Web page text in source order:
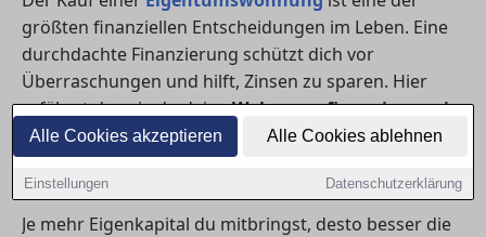
Alle Cookies akzeptieren Alle Cookies ablehnen
Einstellungen Datenschutzerklärung
größten finanziellen Entscheidungen im Leben. Eine
durchdachte Finanzierung schützt dich vor
Überraschungen und hilft, Zinsen zu sparen. Hier
erfährst du, wie du deineWohnungsfinanzierung in
Kölnoptimal planst – Schritt für Schritt.
1) Eigenkapital – solide Basis schaffen
Je mehr Eigenkapital du mitbringst, desto besser die